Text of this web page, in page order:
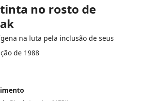
no rosto de
na luta pela inclusão de seus
de 1988